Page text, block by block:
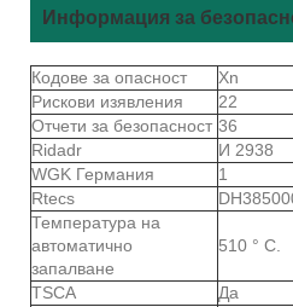
Информация за
Кодове за опасност
Xn
Рискови изявления
22
Отчети за безопасност 36
Ridadr
И 2938
WGK Германия
1
Rtecs
Температура на
автоматично
запалване
510 ° C.
TSCA
Да